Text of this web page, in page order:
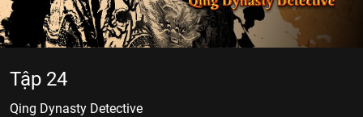
Tập 24
Qing Dynasty Detective